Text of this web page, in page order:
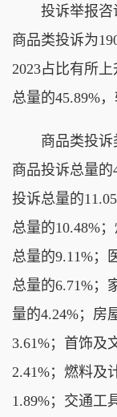
投诉举报咨询
商品类投诉为
2023占比有所
总量的45.89%
商品类投诉类
商品投诉总量的
投诉总量的
总量的10.48%
总量的9.11%；
总量的6.71%；
量的4.24%；房
3.61%；首饰及
2.41%；燃料及
1.89%；交通工